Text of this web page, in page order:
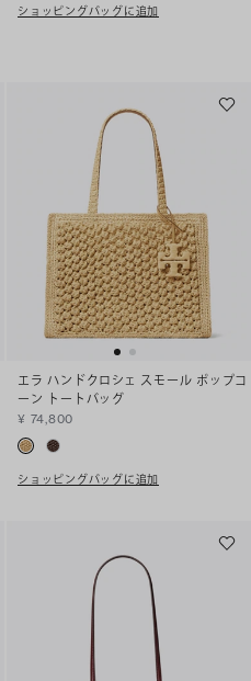
ショッピングバッグに追加
エラ ハンドクロシェ スモール ポップコ
ーン トートバッグ
¥ 74,800
ショッピングバッグに追加